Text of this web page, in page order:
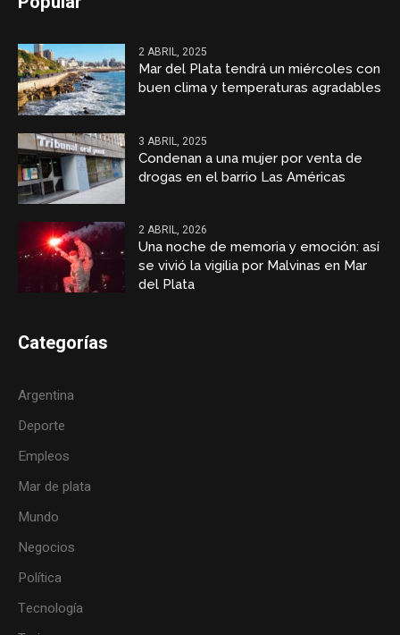
2 ABRIL, 2025
Mar del Plata tendrá un miércoles con
buen clima y temperaturas agradables
3 ABRIL, 2025
Condenan a una mujer por venta de
drogas en el barrio Las Américas
2 ABRIL, 2026
Una noche de memoria y emoción: así
se vivió la vigilia por Malvinas en Mar
del Plata
Categorías
Argentina
Deporte
Empleos
Mar de plata
Mundo
Negocios
Política
Tecnología